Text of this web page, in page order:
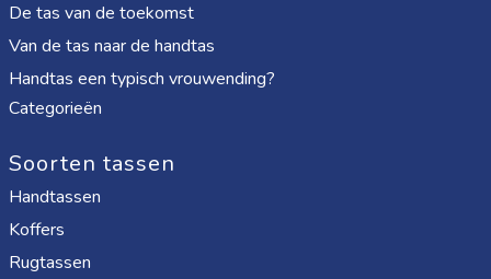
De tas van de toekomst
Van de tas naar de handtas
Handtas een typisch vrouwending?
Categorieën
Soorten tassen
Handtassen
Koffers
Rugtassen